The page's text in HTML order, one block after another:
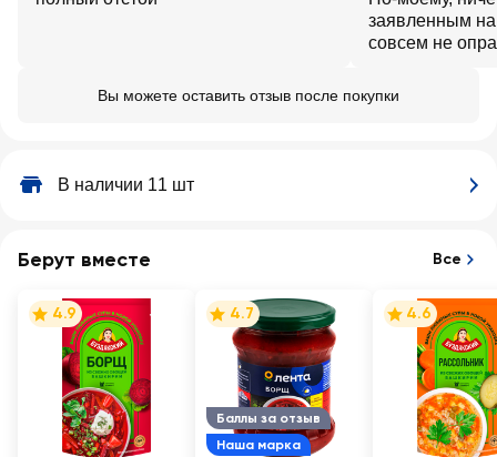
заявленным
совсем не
очень мало, за
Вы можете оставить отзыв после покупки
В наличии 11 шт
Берут вместе Все
4.9
Баллы за отзыв
Наша марка
4.7 4.6